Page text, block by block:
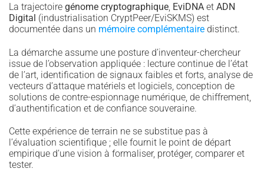
La trajectoire génome cryptographique EviDNA et ADN
Digital (industrialisation CryptPeer/EviSKMS) est
documentée dans un mémoire complémentaire distinct.
La démarche assume une posture d’inventeur-chercheur
issue de l’observation appliquée : lecture continue de l’état
de l’art, identification de signaux faibles et forts, analyse de
vecteurs d’attaque matériels et logiciels, conception de
solutions de contre-espionnage numérique, de chiffrement,
d’authentification et de confiance souveraine.
Cette expérience de terrain ne se substitue pas à
l’évaluation scientifique ; elle fournit le point de départ
empirique d’une vision à formaliser, protéger, comparer et
tester.